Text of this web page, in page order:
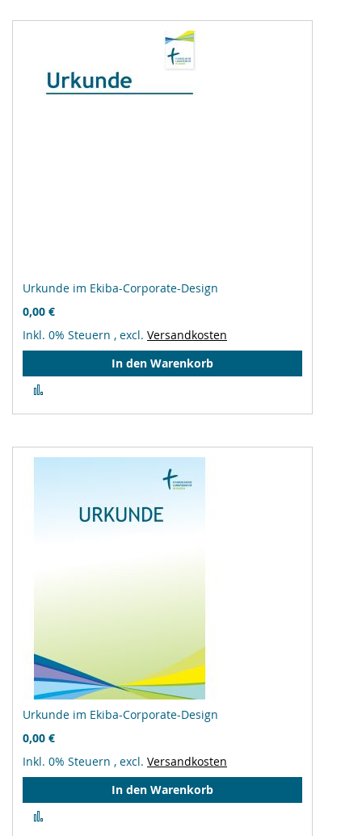
Urkunde im Ekiba-Corporate-Design
0,00 €
Inkl. 0% Steuern , excl. Versandkosten
In den Warenkorb
hinzufügen
Urkunde im Ekiba-Corporate-Design
0,00 €
Inkl. 0% Steuern , excl. Versandkosten
In den Warenkorb